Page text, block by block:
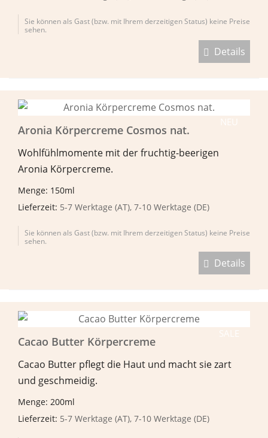
Sie können als Gast (bzw. mit Ihrem derzeitigen Status) keine Preise
sehen.
Details
NEU
Aronia Körpercreme Cosmos nat.
Wohlfühlmomente mit der fruchtig-beerigen
Aronia Körpercreme.
Menge: 150ml
Lieferzeit: 5-7 Werktage (AT), 7-10 Werktage (DE)
Sie können als Gast (bzw. mit Ihrem derzeitigen Status) keine Preise
sehen.
Details
SALE
Cacao Butter Körpercreme
Cacao Butter pflegt die Haut und macht sie zart
und geschmeidig.
Menge: 200ml
Lieferzeit: 5-7 Werktage (AT), 7-10 Werktage (DE)